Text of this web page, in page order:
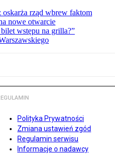
rząd wbrew faktom
nowe otwarcie
wstępu na grilla?”
Polityka Prywatności
Zmiana ustawień zgód
Regulamin serwisu
Informacje o nadawcy